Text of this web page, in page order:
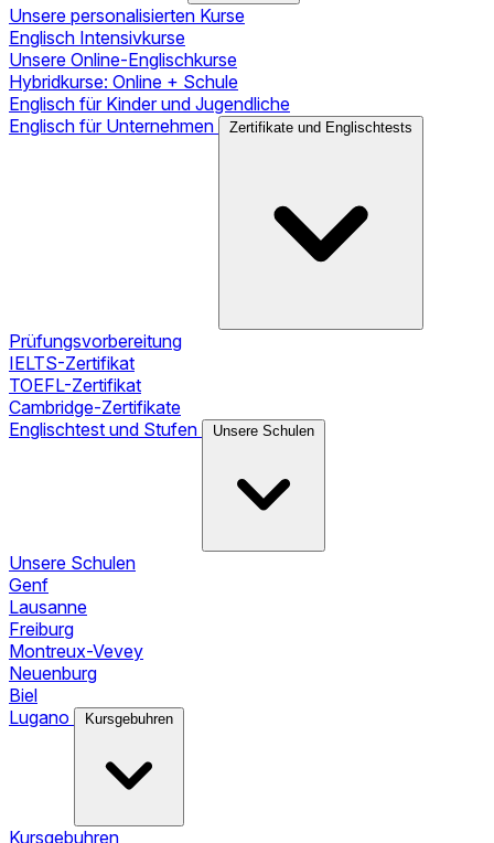
Unsere personalisierten Kurse
Englisch Intensivkurse
Unsere Online-Englischkurse
Hybridkurse: Online + Schule
Englisch für Kinder und Jugendliche
Englisch für Unternehmen
Zertifikate und Englischtests
Prüfungsvorbereitung
IELTS-Zertifikat
TOEFL-Zertifikat
Cambridge-Zertifikate
Englischtest und Stufen
Unsere Schulen
Unsere Schulen
Genf
Lausanne
Freiburg
Montreux-Vevey
Neuenburg
Biel
Lugano
Kursgebuhren
Kursgebuhren